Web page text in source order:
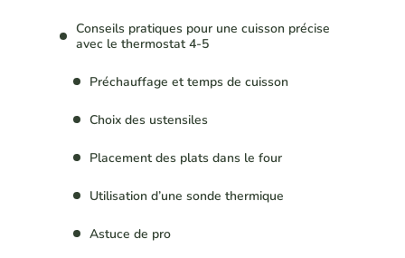
Conseils pratiques pour une cuisson précise
avec le thermostat 4-5
Préchauffage et temps de cuisson
Choix des ustensiles
Placement des plats dans le four
Utilisation d’une sonde thermique
Astuce de pro